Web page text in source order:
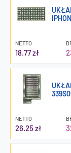
NETTO
18.77 zł
NETTO
26.25 zł